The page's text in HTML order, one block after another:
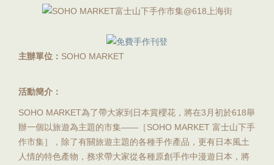
主辦單位： SOHO MARKET
活動簡介：
SOHO MARKET為了帶大家到日本賞櫻花，將在3月初於618舉
辦一個以旅遊為主題的市集——［SOHO MARKET 富士山下手
作市集］，除了有關旅遊主題的各種手作產品，更有日本風土
人情的特色產物，務求帶大家從各種原創手作中漫遊日本，將